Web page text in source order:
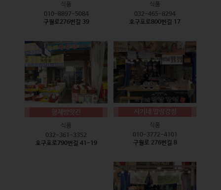
식품
010-8897-5084
구월로276번길 39
식품
032-465-8294
호구포로800번길 17
형제방앗간
식품
032-361-3352
호구포로790번길 41-19
서기네 말랑강정
식품
010-3772-4101
구월로 276번길 8